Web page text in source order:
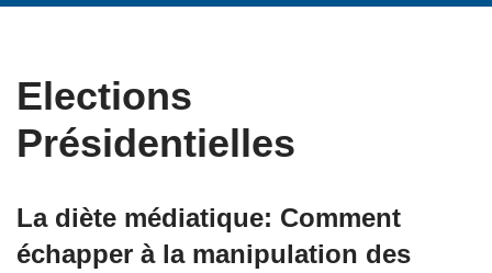
Elections
Présidentielles
La diète médiatique: Comment
échapper à la manipulation des